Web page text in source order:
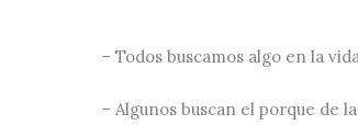
– Todos buscamos algo en la
– Algunos buscan el porque de